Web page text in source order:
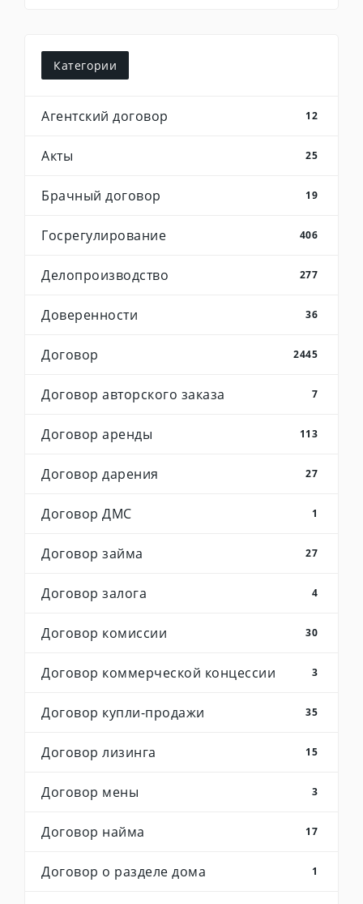
Категории
Агентский договор 12
Акты 25
Брачный договор 19
Госрегулирование 406
Делопроизводство 277
Доверенности 36
Договор 2445
Договор авторского заказа 7
Договор аренды 113
Договор дарения 27
Договор ДМС 1
Договор займа 27
Договор залога 4
Договор комиссии 30
Договор коммерческой концессии 3
Договор купли-продажи 35
Договор лизинга 15
Договор мены 3
Договор найма 17
Договор о разделе дома 1